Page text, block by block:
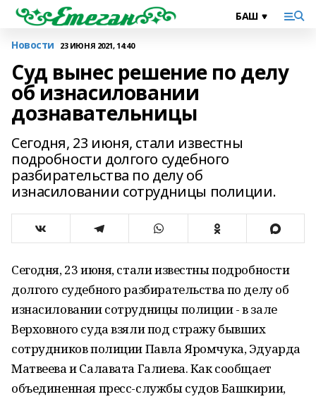
Новости 23 ИЮНЯ 2021, 14:40
Суд вынес решение по делу
об изнасиловании
дознавательницы
Сегодня, 23 июня, стали известны
подробности долгого судебного
разбирательства по делу об
изнасиловании сотрудницы полиции.
Сегодня, 23 июня, стали известны подробности
долгого судебного разбирательства по делу об
изнасиловании сотрудницы полиции - в зале
Верховного суда взяли под стражу бывших
сотрудников полиции Павла Яромчука, Эдуарда
Матвеева и Салавата Галиева. Как сообщает
объединенная пресс-службы судов Башкирии,